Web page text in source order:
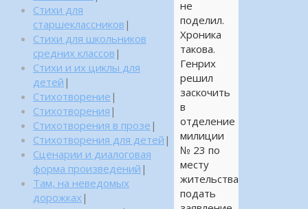
не
поделил.
Хроника
такова.
Генрих
решил
заскочить
в
отделение
милиции
№ 23 по
месту
жительства
подать
Стихи для
старшеклассников |
Стихи для школьников
средних классов |
Стихи и их циклы для
детей |
Стихотворение |
Стихотворения |
Стихотворения в прозе |
Стихотворения для детей |
Сценарии и диалоговая
форма произведений |
Там, на неведомых
дорожках |